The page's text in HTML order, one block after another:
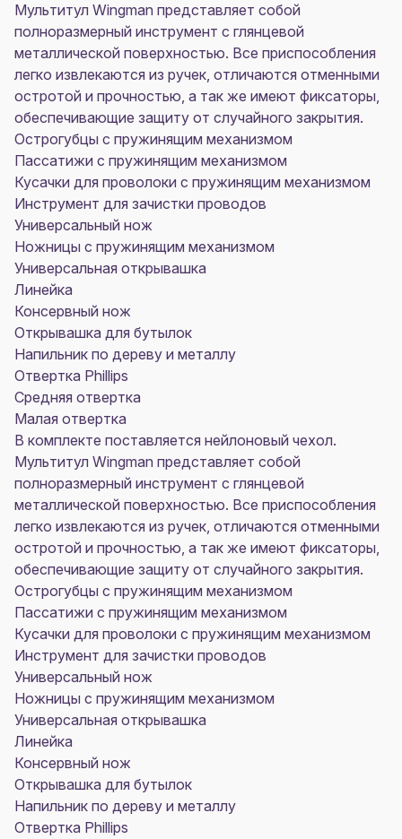
Мультитул Wingman представляет собой
полноразмерный инструмент с глянцевой
металлической поверхностью. Все приспособления
легко извлекаются из ручек, отличаются отменными
остротой и прочностью, а так же имеют фиксаторы,
обеспечивающие защиту от случайного закрытия.
Острогубцы с пружинящим механизмом
Пассатижи с пружинящим механизмом
Кусачки для проволоки с пружинящим механизмом
Инструмент для зачистки проводов
Универсальный нож
Ножницы с пружинящим механизмом
Универсальная открывашка
Линейка
Консервный нож
Открывашка для бутылок
Напильник по дереву и металлу
Отвертка Phillips
Средняя отвертка
Малая отвертка
В комплекте поставляется нейлоновый чехол.
Мультитул Wingman представляет собой
полноразмерный инструмент с глянцевой
металлической поверхностью. Все приспособления
легко извлекаются из ручек, отличаются отменными
остротой и прочностью, а так же имеют фиксаторы,
обеспечивающие защиту от случайного закрытия.
Острогубцы с пружинящим механизмом
Пассатижи с пружинящим механизмом
Кусачки для проволоки с пружинящим механизмом
Инструмент для зачистки проводов
Универсальный нож
Ножницы с пружинящим механизмом
Универсальная открывашка
Линейка
Консервный нож
Открывашка для бутылок
Напильник по дереву и металлу
Отвертка Phillips